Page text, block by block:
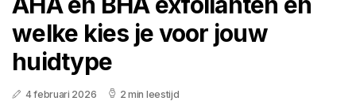
welke kies je voor jouw
huidtype
4 februari 2026 2 min leestijd